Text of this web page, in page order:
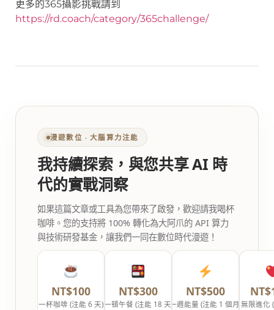
更多的365攝影挑戰請到
https://rd.coach/category/365challenge/
漫遊數位 ‧ 大腦算力注能
我持續探索，與您共享 AI 時
代的實戰洞察
如果這篇文章或工具為您帶來了啟發，歡迎請我喝杯
咖啡。您的支持將 100% 轉化為大阿爪的 API 算力
與技術研發基金，讓我們一同在數位時代漫遊！
NT$100
一杯咖啡 (注能 6 天)
NT$300
一頓午餐 (注能 18 天)
NT$500
一週能量 (注能 1 個月)無限進化